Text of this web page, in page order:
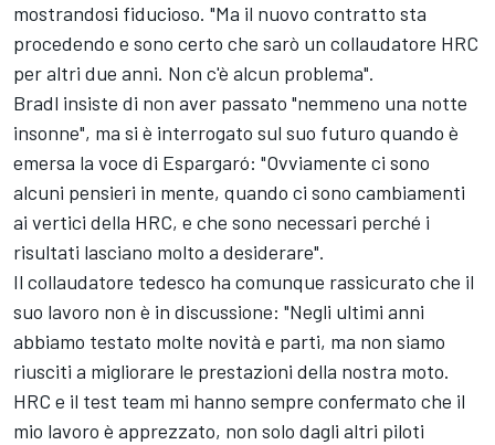
mostrandosi fiducioso. "Ma il nuovo contratto sta
procedendo e sono certo che sarò un collaudatore HRC
per altri due anni. Non c'è alcun problema".
Bradl insiste di non aver passato "nemmeno una notte
insonne", ma si è interrogato sul suo futuro quando è
emersa la voce di Espargaró: "Ovviamente ci sono
alcuni pensieri in mente, quando ci sono cambiamenti
ai vertici della HRC, e che sono necessari perché i
risultati lasciano molto a desiderare".
Il collaudatore tedesco ha comunque rassicurato che il
suo lavoro non è in discussione: "Negli ultimi anni
abbiamo testato molte novità e parti, ma non siamo
riusciti a migliorare le prestazioni della nostra moto.
HRC e il test team mi hanno sempre confermato che il
mio lavoro è apprezzato, non solo dagli altri piloti